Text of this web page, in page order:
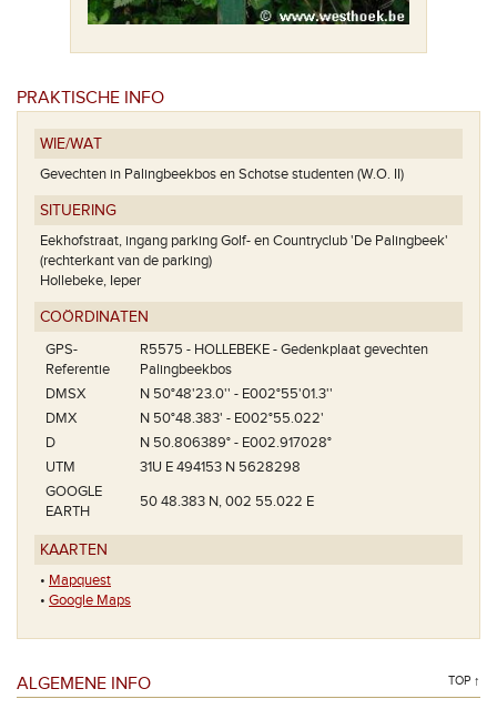
PRAKTISCHE INFO
WIE/WAT
Gevechten in Palingbeekbos en Schotse studenten (W.O. II)
SITUERING
Eekhofstraat, ingang parking Golf- en Countryclub 'De Palingbeek'
(rechterkant van de parking)
Hollebeke, Ieper
COÖRDINATEN
GPS-
Referentie
R5575 - HOLLEBEKE - Gedenkplaat gevechten
Palingbeekbos
DMSX
N 50°48'23.0'' - E002°55'01.3''
DMX
N 50°48.383' - E002°55.022'
D
N 50.806389° - E002.917028°
UTM
31U E 494153 N 5628298
GOOGLE
EARTH
50 48.383 N, 002 55.022 E
KAARTEN
• Mapquest
• Google Maps
ALGEMENE INFO TOP ↑